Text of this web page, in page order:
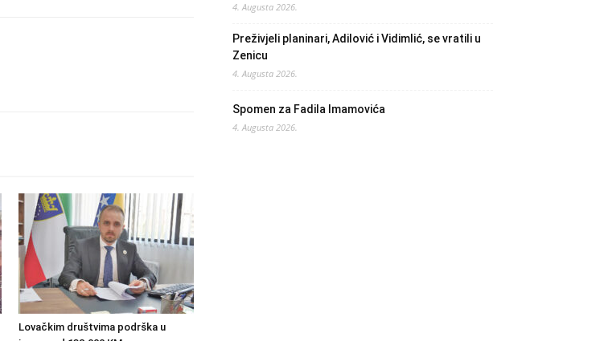
Lovačkim društvima podrška u
4. Augusta 2026.
Preživjeli planinari, Adilović i Vidimlić, se vratili u
Zenicu
4. Augusta 2026.
Spomen za Fadila Imamovića
4. Augusta 2026.